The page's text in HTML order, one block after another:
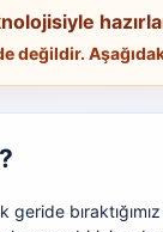
değildir.
geride bıraktığımız